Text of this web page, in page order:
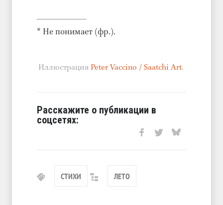
* Не понимает (фр.).
Иллюстрация Peter Vaccino / Saatchi Art.
Расскажите о публикации в
соцсетях:
СТИХИ ЛЕТО